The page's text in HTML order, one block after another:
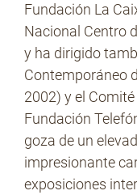
Fundación La
Nacional Centro
y ha dirigido
Contemporáneo
2002) y el
Fundación
goza de un
impresionante
exposiciones